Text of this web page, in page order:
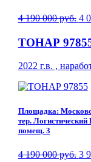
4 190 000 руб. 4
ТОНАР
2022 г.в. ,
Площадка:
тер.
помещ. 3
4 190 000 руб. 3